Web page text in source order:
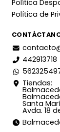
Política
Política de
442913718
Tiendas:
Santa
Avda. 18